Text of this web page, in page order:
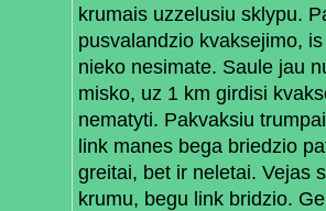
krumais uzzelusiu sklypu.
pusvalandzio kvaksejimo,
nieko nesimate. Saule jau
misko, uz 1 km girdisi
nematyti. Pakvaksiu
link manes bega briedzio
greitai, bet ir neletai. Vejas
krumu, begu link bridzio.